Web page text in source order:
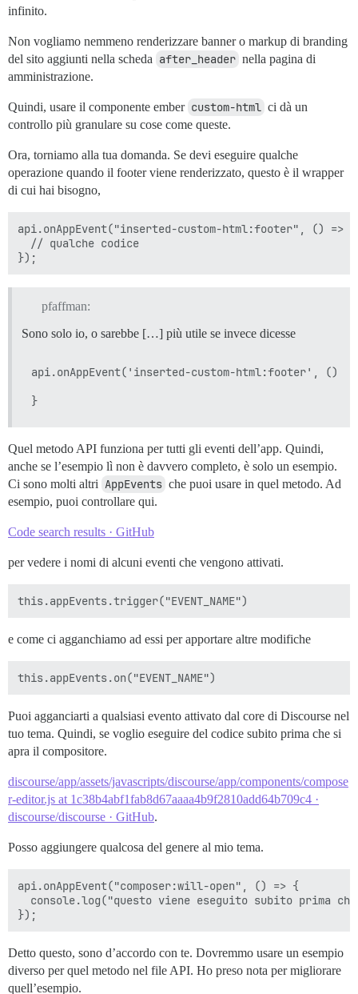
infinito.
Non vogliamo nemmeno renderizzare banner o markup di branding
del sito aggiunti nella scheda after_header nella pagina di
amministrazione.
Quindi, usare il componente ember custom-html ci dà un
controllo più granulare su cose come queste.
Ora, torniamo alla tua domanda. Se devi eseguire qualche
operazione quando il footer viene renderizzato, questo è il wrapper
di cui hai bisogno,
api.onAppEvent("inserted-custom-html:footer", () => {
  // qualche codice
pfaffman:
Sono solo io, o sarebbe […] più utile se invece dicesse
api.onAppEvent('inserted-custom-html:footer', ()
Quel metodo API funziona per tutti gli eventi dell’app. Quindi,
anche se l’esempio lì non è davvero completo, è solo un esempio.
Ci sono molti altri AppEvents che puoi usare in quel metodo. Ad
esempio, puoi controllare qui.
Code search results · GitHub
per vedere i nomi di alcuni eventi che vengono attivati.
e come ci agganchiamo ad essi per apportare altre modifiche
Puoi agganciarti a qualsiasi evento attivato dal core di Discourse nel
tuo tema. Quindi, se voglio eseguire del codice subito prima che si
apra il compositore.
discourse/app/assets/javascripts/discourse/app/components/compose
r-editor.js at 1c38b4abf1fab8d67aaaa4b9f2810add64b709c4 ·
discourse/discourse · GitHub.
Posso aggiungere qualcosa del genere al mio tema.
api.onAppEvent("composer:will-open", () => {
console.log("questo viene eseguito subito prima
Detto questo, sono d’accordo con te. Dovremmo usare un esempio
diverso per quel metodo nel file API. Ho preso nota per migliorare
quell’esempio.